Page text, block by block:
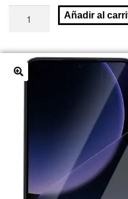
Añadir al